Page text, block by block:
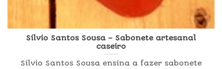
Silvio Santos Sousa – Sabonete artesanal
caseiro
Silvio Santos Sousa ensina a fazer sabonete